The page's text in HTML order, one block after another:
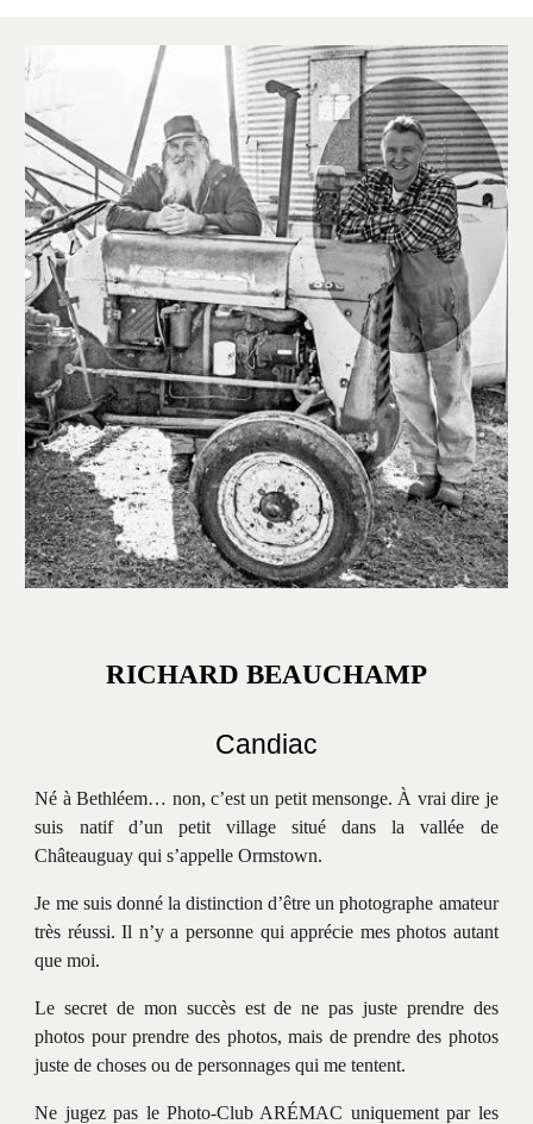
RICHARD BEAUCHAMP
Candiac
Né à Bethléem… non, c’est un petit mensonge. À vrai dire je
suis natif d’un petit village situé dans la vallée de
Châteauguay qui s’appelle Ormstown.
Je me suis donné la distinction d’être un photographe amateur
très réussi. Il n’y a personne qui apprécie mes photos autant
que moi.
Le secret de mon succès est de ne pas juste prendre des
photos pour prendre des photos, mais de prendre des photos
juste de choses ou de personnages qui me tentent.
Ne jugez pas le Photo-Club ARÉMAC uniquement par les